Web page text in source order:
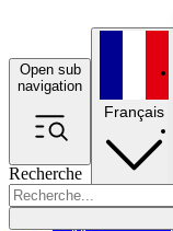
Open sub
navigation
Recherche
Français